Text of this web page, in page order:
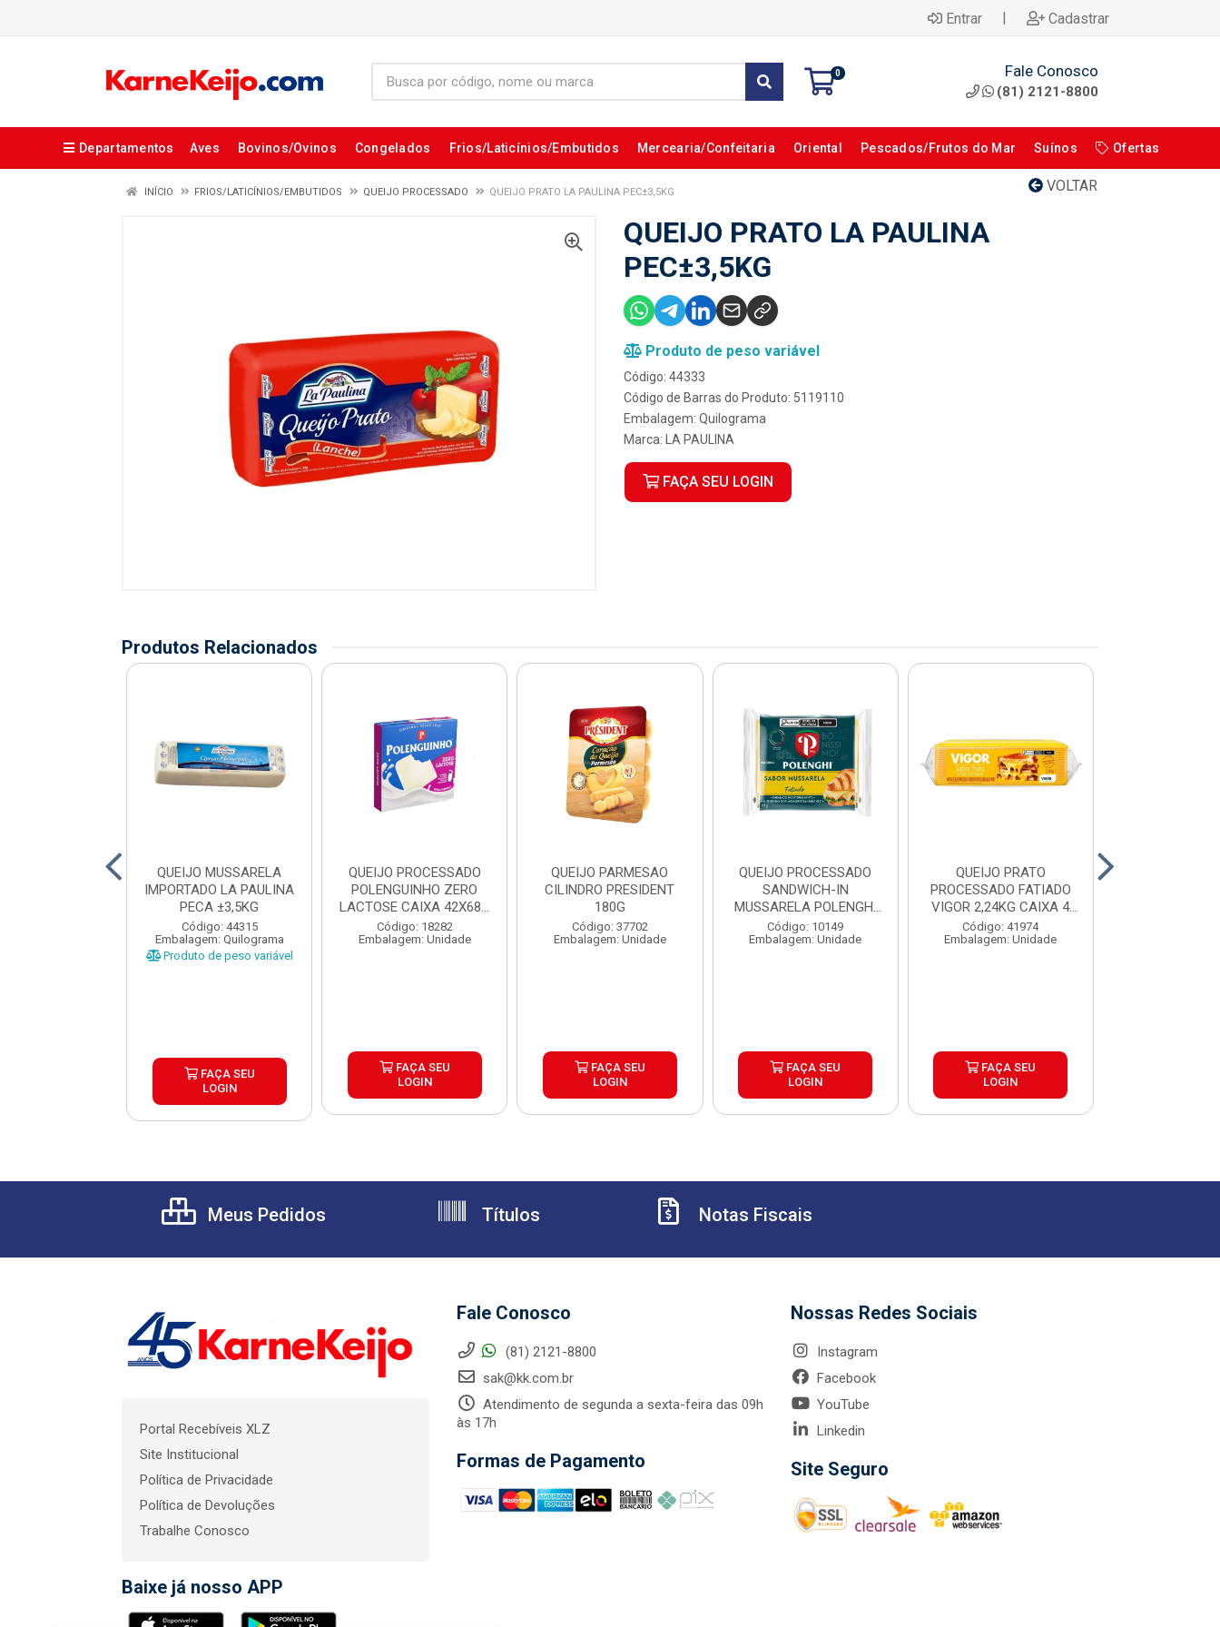
Entrar | Cadastrar
0 Fale Conosco
(81) 2121-8800
Departamentos Aves Bovinos/Ovinos Congelados Frios/Laticínios/Embutidos Mercearia/Confeitaria Oriental Pescados/Frutos do Mar Suínos Ofertas
VOLTAR
INÍCIO FRIOS/LATICÍNIOS/EMBUTIDOS QUEIJO PROCESSADO QUEIJO PRATO LA PAULINA PEC±3,5KG
QUEIJO PRATO LA PAULINA
PEC±3,5KG
Produto de peso variável
Código: 44333
Código de Barras do Produto: 5119110
Embalagem: Quilograma
Marca:
LA PAULINA
FAÇA SEU LOGIN
Produtos Relacionados
QUEIJO MUSSARELA
IMPORTADO LA PAULINA
PECA ±3,5KG
Código: 44315
Embalagem: Quilograma
Produto de peso variável
FAÇA SEU
LOGIN
QUEIJO PROCESSADO
POLENGUINHO ZERO
LACTOSE CAIXA 42X68G
4 UN...
Código: 18282
Embalagem: Unidade
FAÇA SEU
LOGIN
QUEIJO PARMESAO
CILINDRO PRESIDENT
180G
Código: 37702
Embalagem: Unidade
FAÇA SEU
LOGIN
QUEIJO PROCESSADO
SANDWICH-IN
MUSSARELA POLENGHI
CAIXA 20X14...
Código: 10149
Embalagem: Unidade
FAÇA SEU
LOGIN
QUEIJO PRATO
PROCESSADO FATIADO
VIGOR 2,24KG CAIXA 4
UNID
Código: 41974
Embalagem: Unidade
FAÇA SEU
LOGIN
Meus Pedidos Títulos Notas Fiscais
Portal Recebíveis XLZ
Site Institucional
Política de Privacidade
Política de Devoluções
Trabalhe Conosco
Baixe já nosso APP
Fale Conosco
(81) 2121-8800
sak@kk.com.br
Atendimento de segunda a sexta-feira das 09h
às 17h
Formas de Pagamento
Nossas Redes Sociais
Instagram
Facebook
YouTube
Linkedin
Site Seguro